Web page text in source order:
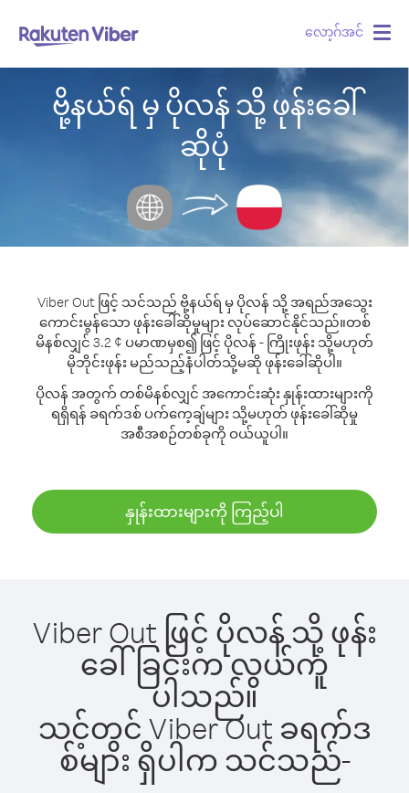
လော့ဂ်အင်
ဗို့နယ်ရ် မှ ပိုလန် သို့ ဖုန်းခေါ်
ဆိုပုံ
Viber Out ဖြင့် သင်သည် ဗို့နယ်ရ် မှ ပိုလန် သို့ အရည်အသွေး
ကောင်းမွန်သော ဖုန်းခေါ်ဆိုမှုများ လုပ်ဆောင်နိုင်သည်။တစ်
မိနစ်လျှင် 3.2 ¢ ပမာဏမှစ၍ ဖြင့် ပိုလန် - ကြိုးဖုန်း သို့မဟုတ်
မိုဘိုင်းဖုန်း မည်သည့်နံပါတ်သို့မဆို ဖုန်းခေါ်ဆိုပါ။
ပိုလန် အတွက် တစ်မိနစ်လျှင် အကောင်းဆုံး နှုန်းထားများကို
ရရှိရန် ခရက်ဒစ် ပက်ကေ့ချ်များ သို့မဟုတ် ဖုန်းခေါ်ဆိုမှု
အစီအစဉ်တစ်ခုကို ဝယ်ယူပါ။
နှုန်းထားများကို ကြည့်ပါ
Viber Out ဖြင့် ပိုလန် သို့ ဖုန်း
ခေါ်ခြင်းက လွယ်ကူ
ပါသည်။
သင့်တွင် Viber Out ခရက်ဒ
စ်များ ရှိပါက သင်သည်-